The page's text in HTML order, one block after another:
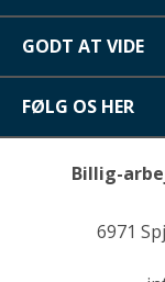
GODT AT VIDE
FØLG OS HER
Billig-
6971